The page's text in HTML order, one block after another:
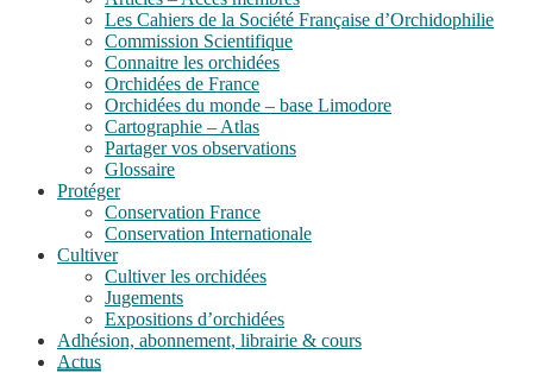
Les Cahiers de la Société Française d’Orchidophilie
Commission Scientifique
Connaitre les orchidées
Orchidées de France
Orchidées du monde – base Limodore
Cartographie – Atlas
Partager vos observations
Glossaire
Protéger
Conservation France
Conservation Internationale
Cultiver
Cultiver les orchidées
Jugements
Expositions d’orchidées
Adhésion, abonnement, librairie & cours
Actus